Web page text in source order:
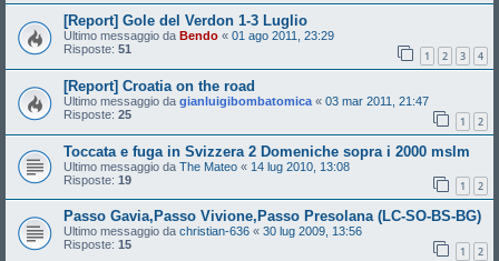
[Report] Gole del Verdon 1-3 Luglio
Ultimo messaggio da Bendo « 01 ago 2011, 23:29
Risposte: 51 1 2 3 4
[Report] Croatia on the road
Ultimo messaggio da gianluigibombatomica « 03 mar 2011, 21:47
Risposte: 25 1 2
Toccata e fuga in Svizzera 2 Domeniche sopra i 2000 mslm
Ultimo messaggio da The Mateo « 14 lug 2010, 13:08
Risposte: 19 1 2
Passo Gavia,Passo Vivione,Passo Presolana (LC-SO-BS-BG)
Ultimo messaggio da christian-636 « 30 lug 2009, 13:56
Risposte: 15 1 2